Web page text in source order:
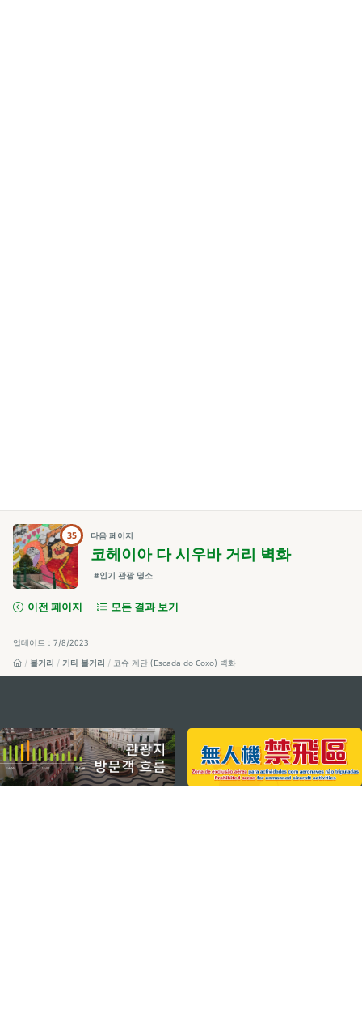
35 다음 페이지
코헤이아 다 시우바 거리 벽화
#인기 관광 명소
이전 페이지 모든 결과 보기
업데이트：7/8/2023
볼거리
기타 볼거리 코슈 계단 (Escada do Coxo) 벽화
external links